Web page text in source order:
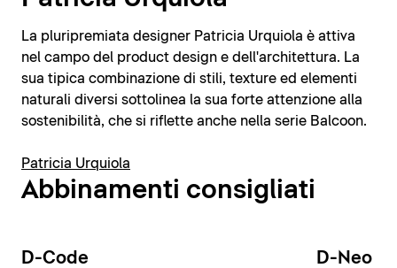
La pluripremiata designer Patricia Urquiola è attiva
nel campo del product design e dell'architettura. La
sua tipica combinazione di stili, texture ed elementi
naturali diversi sottolinea la sua forte attenzione alla
sostenibilità, che si riflette anche nella serie Balcoon.
Patricia Urquiola
Abbinamenti consigliati
D-Code D-Neo